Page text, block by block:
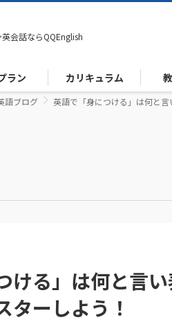
会話ならQQEnglish
ラン カリキュラム
語ブログ 英語で「身につける」は何と
ける」は何と言
ターしよう！